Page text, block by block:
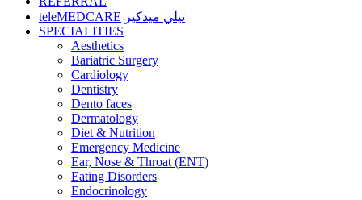
teleMEDCARE تيلي ميدكير
SPECIALITIES
Aesthetics
Bariatric Surgery
Cardiology
Dentistry
Dento faces
Dermatology
Diet & Nutrition
Emergency Medicine
Ear, Nose & Throat (ENT)
Eating Disorders
Endocrinology